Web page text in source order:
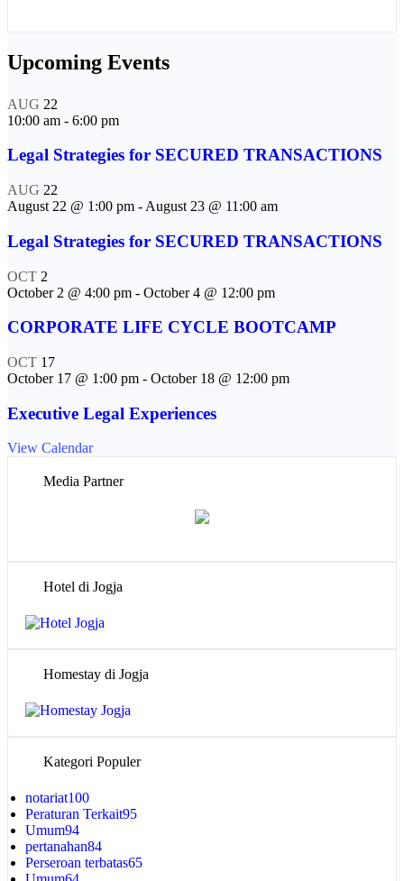
Upcoming Events
AUG 22
10:00 am - 6:00 pm
Legal Strategies for SECURED TRANSACTIONS
AUG 22
August 22 @ 1:00 pm - August 23 @ 11:00 am
Legal Strategies for SECURED TRANSACTIONS
OCT 2
October 2 @ 4:00 pm - October 4 @ 12:00 pm
CORPORATE LIFE CYCLE BOOTCAMP
OCT 17
October 17 @ 1:00 pm - October 18 @ 12:00 pm
Executive Legal Experiences
View Calendar
Media Partner
Hotel di Jogja
Homestay di Jogja
Kategori Populer
notariat100
Peraturan Terkait95
Umum94
pertanahan84
Perseroan terbatas65